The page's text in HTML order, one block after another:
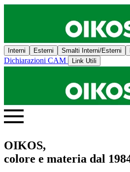
Interni Esterni Smalti Interni/Esterni
Dichiarazioni CAM Link Utili
OIKOS,
colore e materia dal